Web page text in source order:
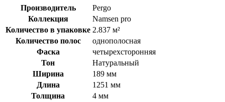
Производитель
Pergo
Коллекция
Namsen pro
Количество в упаковке 2.837 м²
Количество полос
однополосная
Фаска
четырехсторонняя
Тон
Натуральный
Ширина
189 мм
Длина
1251 мм
Толщина
4 мм